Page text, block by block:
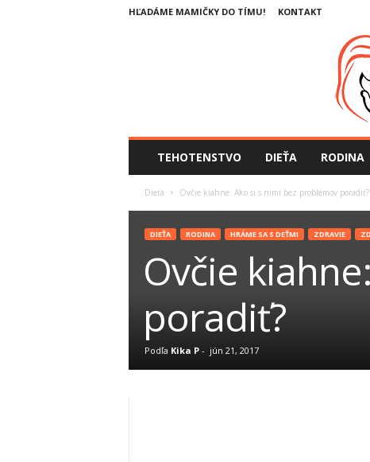
HĽADÁME MAMIČKY DO TÍMU! KONTAKT
TEHOTENSTVO DIEŤA RODINA
Dieťa Ovčie kiahne: Ako si s nimi bez problémov poradiť?
DIEŤA RODINA HRÁME SA S DEŤMI ZDRAVIE
Ovčie
poradiť?
Podľa Kika P- jún 21, 2017